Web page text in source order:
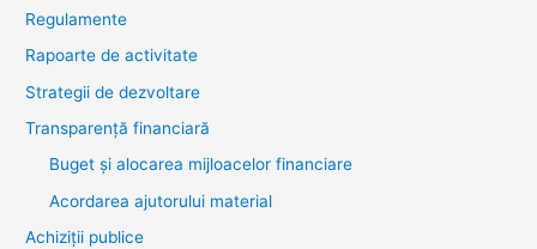
Regulamente
Rapoarte de activitate
Strategii de dezvoltare
Transparenţă financiară
Buget și alocarea mijloacelor financiare
Acordarea ajutorului material
Achiziţii publice